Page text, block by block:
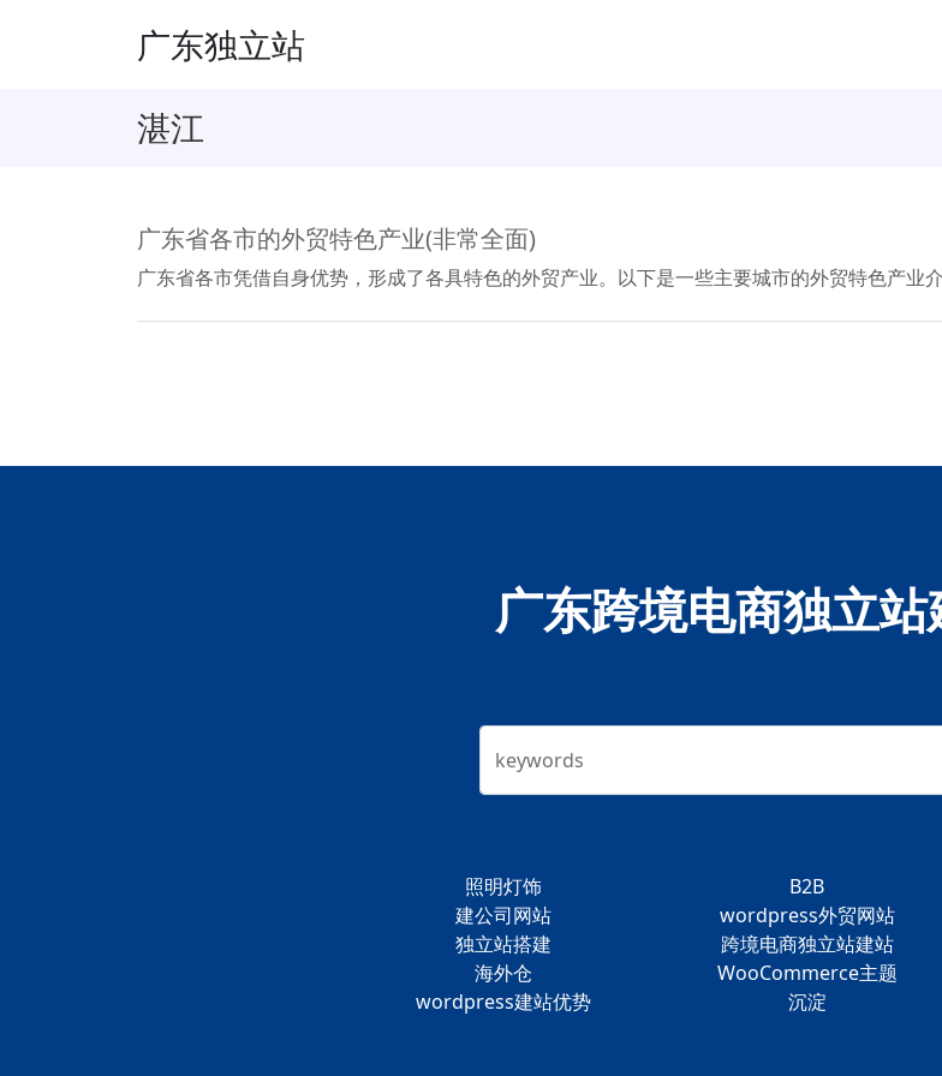
广东独立站
湛江
广东省各市的外贸特色产业(非常全面)
广东省各市凭借自身优势，形成了各具特色的外贸产业。以下是一些主要城市的外贸特色产业介
广东跨境电商独立
keywords
照明灯饰 B2B
建公司网站
wordpress外贸网站
独立站搭建
跨境电商独立站建站
海外仓
WooCommerce主题
wordpress建站优势
沉淀